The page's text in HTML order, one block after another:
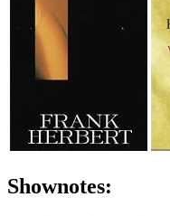
Shownotes: